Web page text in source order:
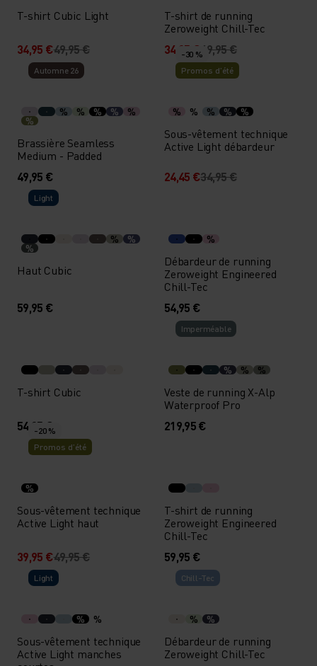
T-shirt Cubic Light
34,95 €49,95 €
T-shirt de running
Zeroweight Chill-Tec
34,95 €49,95 €
Automne 26
% % % % %
%
Brassière Seamless
Medium - Padded
49,95 €
-30 %
Promos d’été
% % % % %
Sous-vêtement technique
Active Light débardeur
24,45 €34,95 €
Light
% %
%
Haut Cubic
59,95 €
%
Débardeur de running
Zeroweight Engineered
Chill-Tec
54,95 €
T-shirt Cubic
54,95 €
Imperméable
% % %
Veste de running X-Alp
Waterproof Pro
219,95 €
-20 %
Promos d’été
%
Sous-vêtement technique
Active Light haut
39,95 €49,95 €
T-shirt de running
Zeroweight Engineered
Chill-Tec
59,95 €
Light
% %
Sous-vêtement technique
Active Light manches
Chill-Tec
% %
Débardeur de running
Zeroweight Chill-Tec